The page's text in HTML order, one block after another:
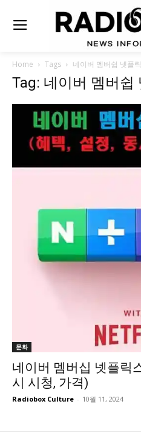
Home Tags 네이버 멤버쉽 넷플
Tag: 네이버 멤버쉽
문화
네이버 멤버십 넷플릭
시 시청, 가격)
Radiobox Culture - 10월 11, 2024